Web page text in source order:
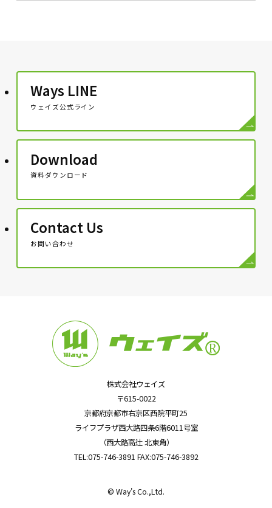
Ways LINE
ウェイズ公式ライン
Download
資料ダウンロード
Contact Us
お問い合わせ
株式会社ウェイズ
〒615-0022
京都府京都市右京区西院平町25
ライフプラザ西大路四条6階6011号室
（西大路高辻 北東角）
TEL:075-746-3891 FAX:075-746-3892
© Way's Co.,Ltd.